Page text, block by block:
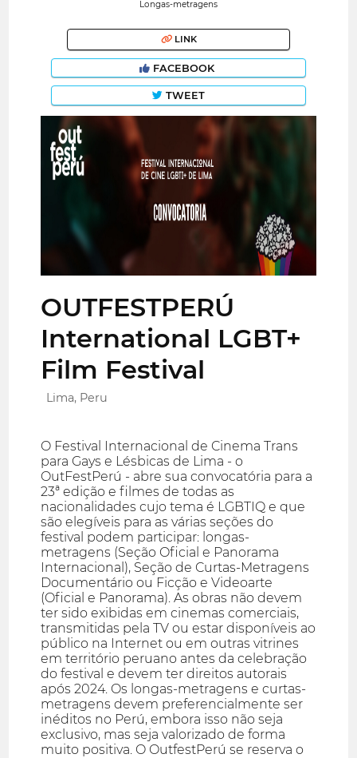
Longas-metragens
LINK
FACEBOOK
TWEET
OUTFESTPERÚ
International LGBT+
Film Festival
Lima, Peru
O Festival Internacional de Cinema Trans
para Gays e Lésbicas de Lima - o
OutFestPerú - abre sua convocatória para a
23ª edição e filmes de todas as
nacionalidades cujo tema é LGBTIQ e que
são elegíveis para as várias seções do
festival podem participar: longas-
metragens (Seção Oficial e Panorama
Internacional), Seção de Curtas-Metragens
Documentário ou Ficção e Videoarte
(Oficial e Panorama). As obras não devem
ter sido exibidas em cinemas comerciais,
transmitidas pela TV ou estar disponíveis ao
público na Internet ou em outras vitrines
em território peruano antes da celebração
do festival e devem ter direitos autorais
após 2024. Os longas-metragens e curtas-
metragens devem preferencialmente ser
inéditos no Perú, embora isso não seja
exclusivo, mas seja valorizado de forma
muito positiva. O OutfestPerú se reserva o